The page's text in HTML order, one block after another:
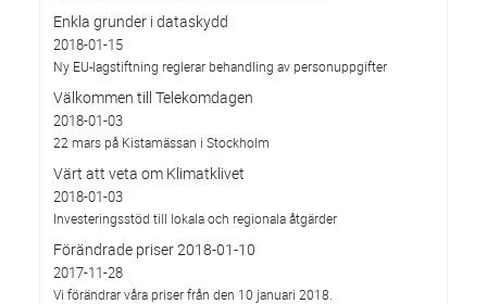
Enkla grunder i dataskydd
2018-01-15
Ny EU-lagstiftning reglerar behandling av personuppgifter
Välkommen till Telekomdagen
2018-01-03
22 mars på Kistamässan i Stockholm
Värt att veta om Klimatklivet
2018-01-03
Investeringsstöd till lokala och regionala åtgärder
Förändrade priser 2018-01-10
2017-11-28
Vi förändrar våra priser från den 10 januari 2018.